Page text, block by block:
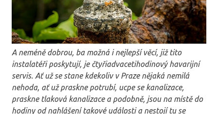
A neméně dobrou, ba možná i nejlepší věcí, již tito
instalatéři poskytují, je čtyřiadvacetihodinový havarijní
servis. Ať už se stane kdekoliv v Praze nějaká nemilá
nehoda, ať už praskne potrubí, ucpe se kanalizace,
praskne tlaková kanalizace a podobně, jsou na místě do
hodiny od nahlášení takové události a nestojí tu se